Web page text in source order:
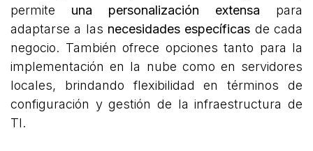
permite una personalización extensa para
adaptarse a las necesidades específicas de cada
negocio. También ofrece opciones tanto para la
implementación en la nube como en servidores
locales, brindando flexibilidad en términos de
configuración y gestión de la infraestructura de
TI.